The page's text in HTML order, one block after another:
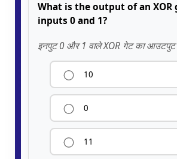
What is the output of an XOR
inputs 0 and 1?
इनपुट 0 और 1 वाले XOR गेट का आउटपुट
10
0
11